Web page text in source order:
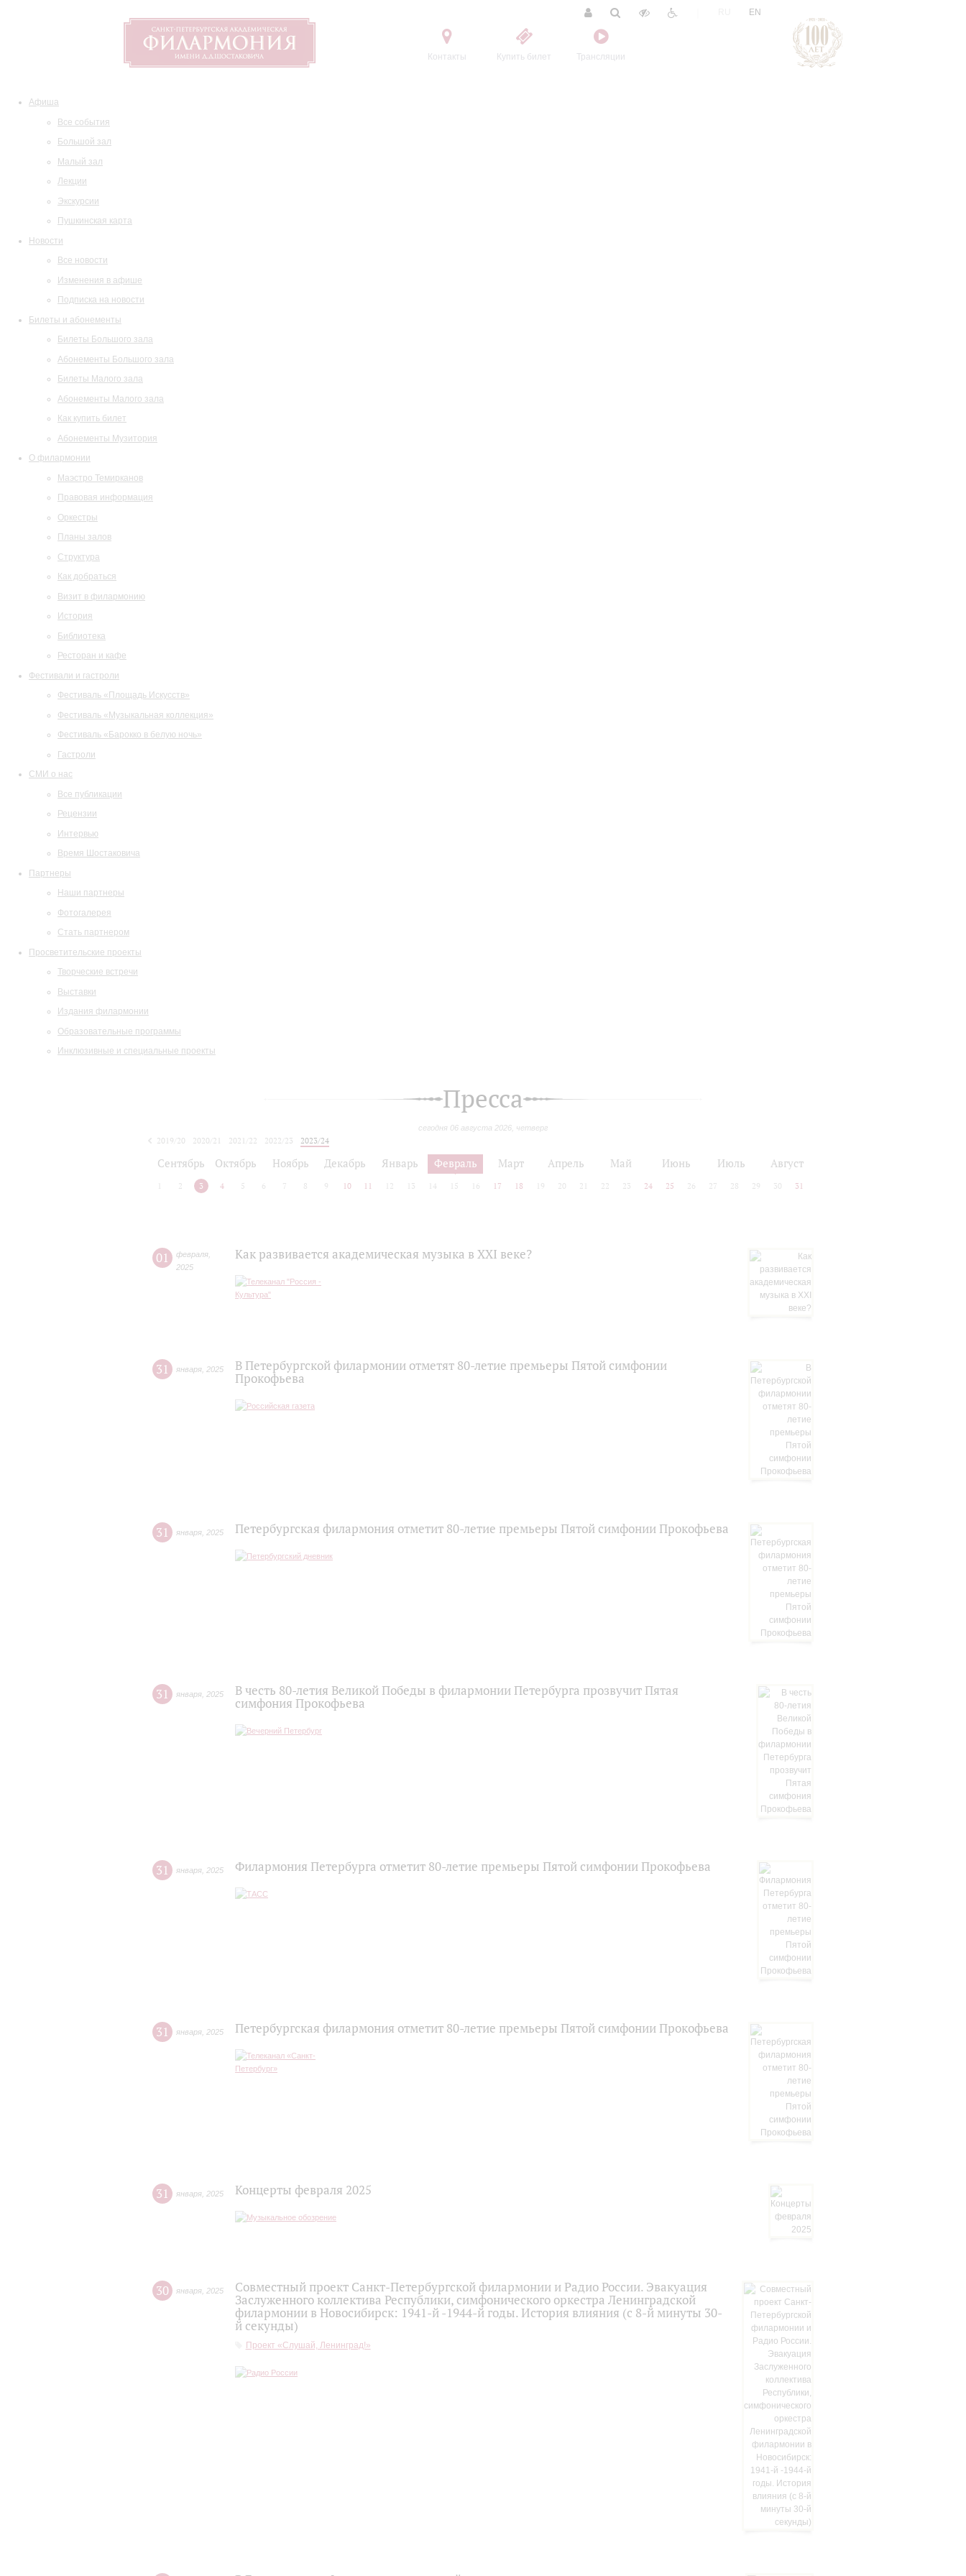
Контакты Купить билет Трансляции
EN
Афиша
Все события
Большой зал
Малый зал
Лекции
Экскурсии
Пушкинская карта
Новости
Все новости
Изменения в афише
Подписка на новости
Билеты и абонементы
Билеты Большого зала
Абонементы Большого зала
Билеты Малого зала
Абонементы Малого зала
Как купить билет
Абонементы Музитория
О филармонии
Маэстро Темирканов
Правовая информация
Оркестры
Планы залов
Структура
Как добраться
Визит в филармонию
История
Библиотека
Ресторан и кафе
Фестивали и гастроли
Фестиваль «Площадь Искусств»
Фестиваль «Музыкальная коллекция»
Фестиваль «Барокко в белую ночь»
Гастроли
СМИ о нас
Все публикации
Рецензии
Интервью
Время Шостаковича
Партнеры
Наши партнеры
Фотогалерея
Стать партнером
Просветительские проекты
Творческие встречи
Выставки
Издания филармонии
Образовательные программы
Инклюзивные и специальные проекты
Пресса
сегодня 06 августа 2026, четверг
2019/20 2020/21 2021/22 2022/23
2023/24
Сентябрь Октябрь Ноябрь Декабрь Январь Февраль Март Апрель Май Июнь Июль Август
2 3 4 5 6 7 8 9 10 11 12 13 14 15 16 17 18 19 20 21 22 23 24 25 26 27 28 29 30 31
01 февраля
2025
Как развивается академическая музыка в XXI веке?
31 января 2025
В Петербургской филармонии отметят 80-летие премьеры Пятой симфонии
Прокофьева
31 января 2025 Петербургская филармония отметит 80-летие премьеры Пятой симфонии Прокофьева
31 января 2025
В честь 80-летия Великой Победы в филармонии Петербурга прозвучит Пятая
симфония Прокофьева
31 января 2025 Филармония Петербурга отметит 80-летие премьеры Пятой симфонии Прокофьева
31 января 2025 Петербургская филармония отметит 80-летие премьеры Пятой симфонии Прокофьева
31 января 2025 Концерты февраля 2025
30 января 2025
Совместный проект Санкт-Петербургской филармонии и Радио России. Эвакуация
Заслуженного коллектива Республики, симфонического оркестра Ленинградской
филармонии в Новосибирск: 1941-й -1944-й годы. История влияния (с 8-й минуты 30-
й секунды)
Проект «Слушай, Ленинград!»